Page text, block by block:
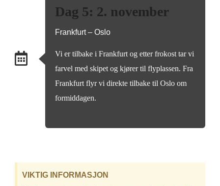
Dag 5: 2. november
Frankfurt – Oslo
Vi er tilbake i Frankfurt og etter frokost tar vi
farvel med skipet og kjører til flyplassen. Fra
Frankfurt flyr vi direkte tilbake til Oslo om
formiddagen.
VIKTIG INFORMASJON